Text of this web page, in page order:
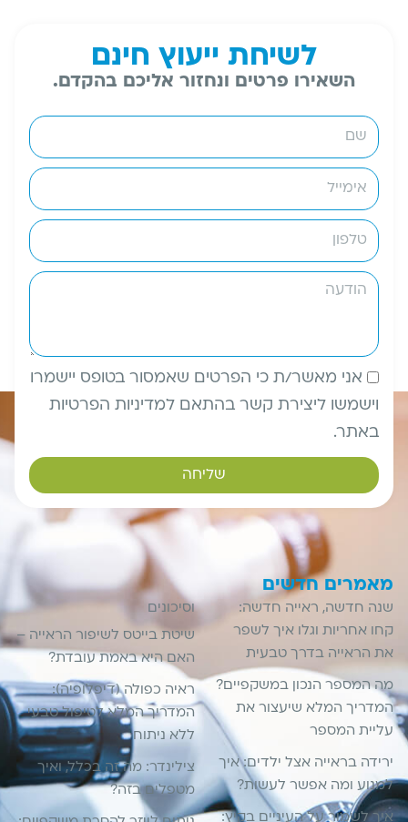
לשיחת ייעוץ חינם
השאירו פרטים ונחזור אליכם בהקדם.
אני מאשר/ת כי הפרטים שאמסור בטופס יישמרו
וישמשו ליצירת קשר בהתאם למדיניות הפרטיות
באתר.
שליחה
מאמרים חדשים
שנה חדשה, ראייה חדשה:
קחו אחריות וגלו איך לשפר
את הראייה בדרך טבעית
מה המספר הנכון במשקפיים?
המדריך המלא שיעצור את
עליית המספר
ירידה בראייה אצל ילדים: איך
למנוע ומה אפשר לעשות?
איך לשמור על העיניים בקיץ:
וסיכונים
שיטת בייטס לשיפור הראייה –
האם היא באמת עובדת?
ראיה כפולה (דיפלופיה):
המדריך המלא לטיפול טבעי
ללא ניתוח
צילינדר: מה זה בכלל, ואיך
מטפלים בזה?